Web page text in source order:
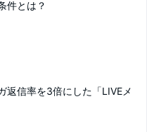
件とは？
返信率を3倍にした「LIVEメ